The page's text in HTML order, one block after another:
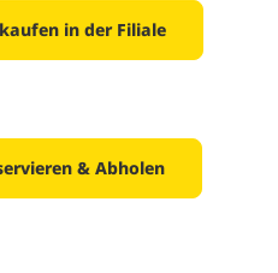
in der Filiale
& Abholen